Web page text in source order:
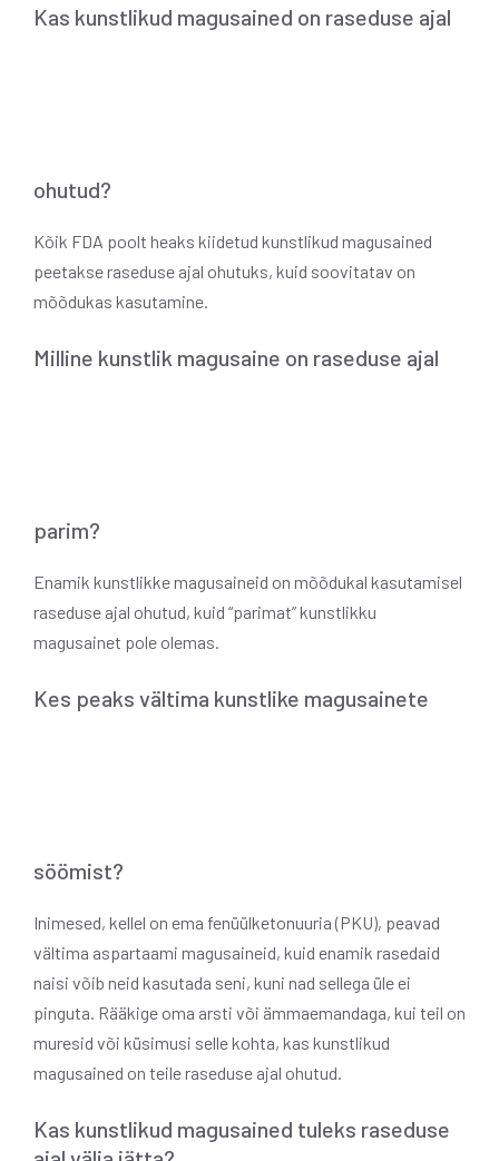
Kas kunstlikud magusained on raseduse ajal
ohutud?
Kõik FDA poolt heaks kiidetud kunstlikud magusained
peetakse raseduse ajal ohutuks, kuid soovitatav on
mõõdukas kasutamine.
Milline kunstlik magusaine on raseduse ajal
parim?
Enamik kunstlikke magusaineid on mõõdukal kasutamisel
raseduse ajal ohutud, kuid “parimat” kunstlikku
magusainet pole olemas.
Kes peaks vältima kunstlike magusainete
söömist?
Inimesed, kellel on ema fenüülketonuuria (PKU), peavad
vältima aspartaami magusaineid, kuid enamik rasedaid
naisi võib neid kasutada seni, kuni nad sellega üle ei
pinguta. Rääkige oma arsti või ämmaemandaga, kui teil on
muresid või küsimusi selle kohta, kas kunstlikud
magusained on teile raseduse ajal ohutud.
Kas kunstlikud magusained tuleks raseduse